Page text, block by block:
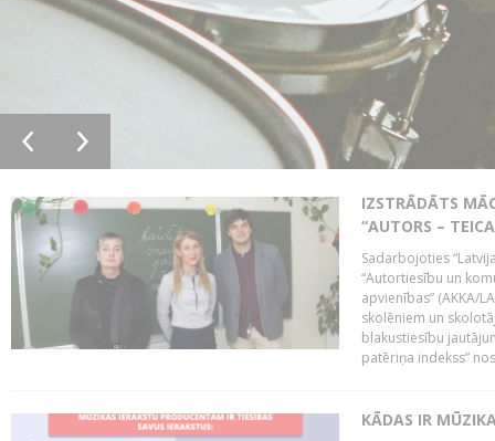
IZSTRĀDĀTS
“AUTORS –
Sadarbojoties
“Autortiesību un
apvienības” (AKKA/
skolēniem un
blakustiesību
patēriņa indekss”
KĀDAS IR